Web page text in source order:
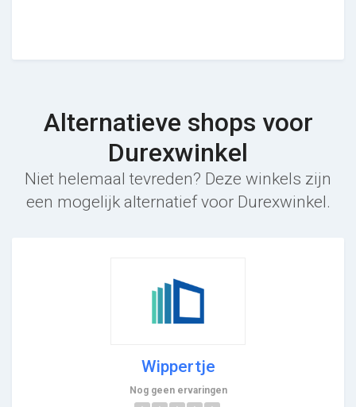
Alternatieve shops voor
Durexwinkel
Niet helemaal tevreden? Deze winkels zijn
een mogelijk alternatief voor Durexwinkel.
Wippertje
Nog geen ervaringen